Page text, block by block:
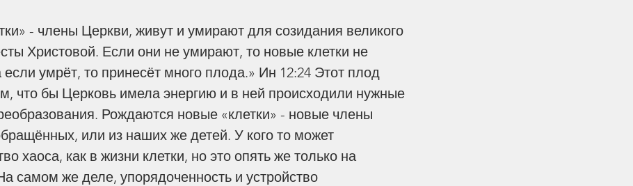
Жизнь Человека Издательство
Победа над грехом Помощь ДругимПохороны
Трагедия Хранение ВерыЦерковь
Христовой. Если они не умирают, то новые клетки не
умрёт, то принесёт много плода.» Ин 12:24 Этот плод
что бы Церковь имела энергию и в ней происходили нужные
Рождаются новые «клетки» - новые члены
или из наших же детей. У кого то может
хаоса, как в жизни клетки, но это опять же только на
самом же деле, упорядоченность и устройство